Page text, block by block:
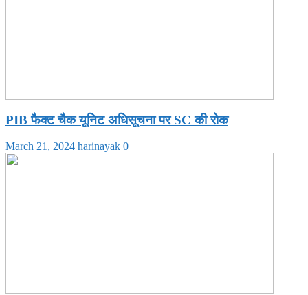
PIB फैक्ट चैक यूनिट अधिसूचना पर SC की रोक
March 21, 2024 harinayak 0